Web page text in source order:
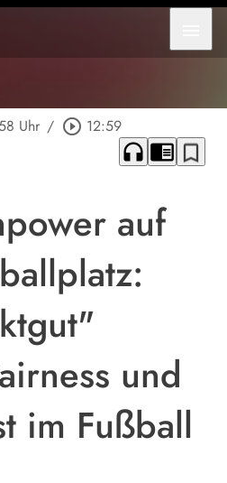
Uhr / play_circle_outline 12:59
headphones chrome_reader_mode bookmark_border
auf
und
im Fußball